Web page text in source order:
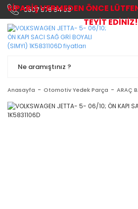
0507 576 64 03
Anasayfa Otomotiv Yedek Parça ARAÇ
SİPARİŞ VERMEDEN ÖNCE
TEYİT EDİNİZ!